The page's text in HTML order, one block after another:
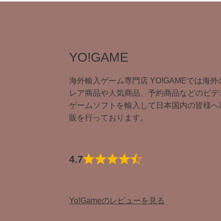
YO!GAME
海外輸入ゲーム専門店 YO!GAMEでは海外
レア商品や人気商品、予約商品などのビデ
ゲームソフトを輸入して日本国内の皆様へ
販を行っております。
4.7
Yo!Gameのレビューを見る